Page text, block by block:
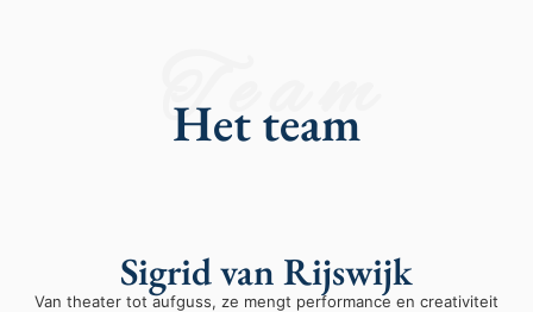
Het team
T e a m
Sigrid van Rijswijk
Van theater tot aufguss, ze mengt performance en creativiteit